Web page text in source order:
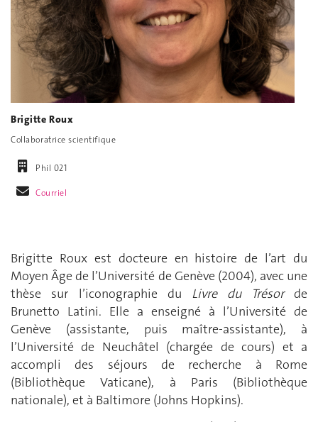
Brigitte Roux
Collaboratrice scientifique
Phil 021
Courriel
Brigitte Roux est docteure en histoire de l’art du
Moyen Âge de l’Université de Genève (2004), avec une
thèse sur l’iconographie du Livre du Trésor de
Brunetto Latini. Elle a enseigné à l’Université de
Genève (assistante, puis maître-assistante), à
l’Université de Neuchâtel (chargée de cours) et a
accompli des séjours de recherche à Rome
(Bibliothèque Vaticane), à Paris (Bibliothèque
nationale), et à Baltimore (Johns Hopkins).